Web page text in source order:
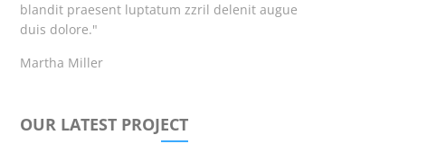
blandit praesent luptatum zzril delenit augue
duis dolore."
Martha Miller
OUR LATEST PROJECT